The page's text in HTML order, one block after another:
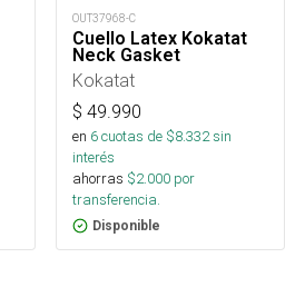
OUT37968-C
Cuello Latex Kokatat
Neck Gasket
Kokatat
$ 49.990
en 6cuotas de $8.332sin
interés
ahorras $2.000 por
transferencia.
Disponible